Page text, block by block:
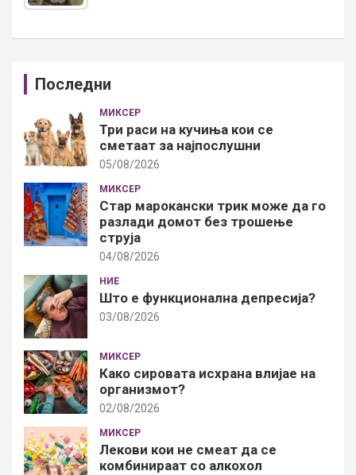
Последни
МИКСЕР
Три раси на кучиња кои се
сметаат за најпослушни
05/08/2026
МИКСЕР
Стар марокански трик може да го
разлади домот без трошење
струја
04/08/2026
НИЕ
Што е функционална депресија?
03/08/2026
МИКСЕР
Како сировата исхрана влијае на
организмот?
02/08/2026
МИКСЕР
Лекови кои не смеат да се
комбинираат со алкохол